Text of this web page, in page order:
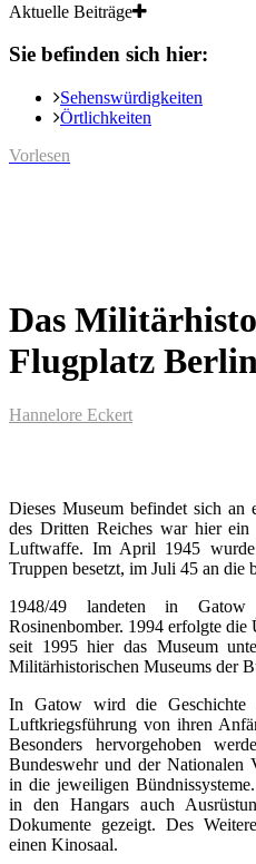
Aktuelle Beiträge
Sie befinden sich hier:
Sehenswürdigkeiten
Örtlichkeiten
Vorlesen
Das
Flugplatz
Hannelore Eckert
Dieses Museum befindet sich an
des Dritten Reiches war hier
Luftwaffe. Im April 1945 wurde
Truppen besetzt, im Juli 45 an die
1948/49 landeten in
Rosinenbomber. 1994 erfolgte die
seit 1995 hier das Museum
Militärhistorischen Museums der
In Gatow wird die Geschichte
Luftkriegsführung von ihren
Besonders hervorgehoben
Bundeswehr und der Nationalen
in die jeweiligen
in den Hangars auch
Dokumente gezeigt. Des
einen Kinosaal.